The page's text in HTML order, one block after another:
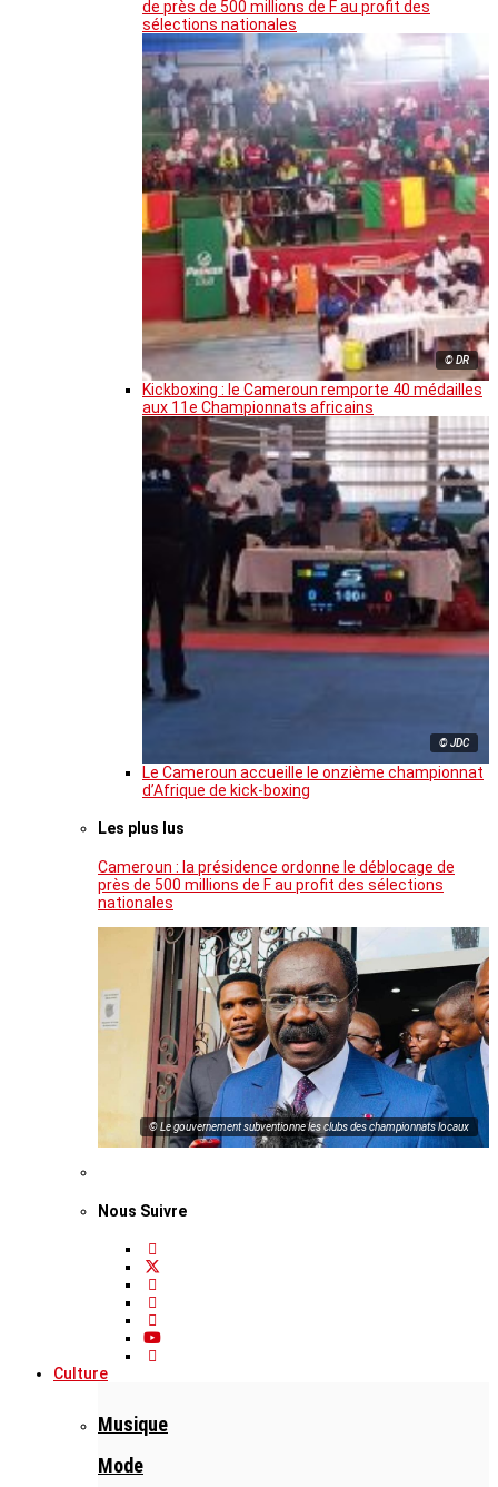
de près de 500 millions de F au profit des
sélections nationales
© DR
Kickboxing : le Cameroun remporte 40 médailles
aux 11e Championnats africains
© JDC
Le Cameroun accueille le onzième championnat
d’Afrique de kick-boxing
Les plus lus
Cameroun : la présidence ordonne le déblocage de
près de 500 millions de F au profit des sélections
nationales
© Le gouvernement subventionne les clubs des championnats locaux
Nous Suivre
Culture
Musique
Mode